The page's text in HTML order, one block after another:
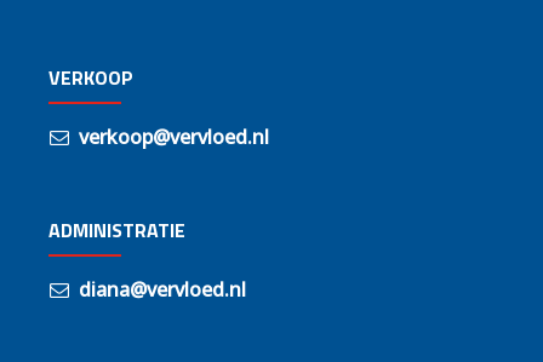
VERKOOP
verkoop@vervloed.nl
ADMINISTRATIE
diana@vervloed.nl